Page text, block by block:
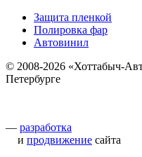
Защита пленкой
Полировка фар
Автовинил
© 2008-2026 «Хоттабыч-
Петербурге
— разработка
и продвижение сайта